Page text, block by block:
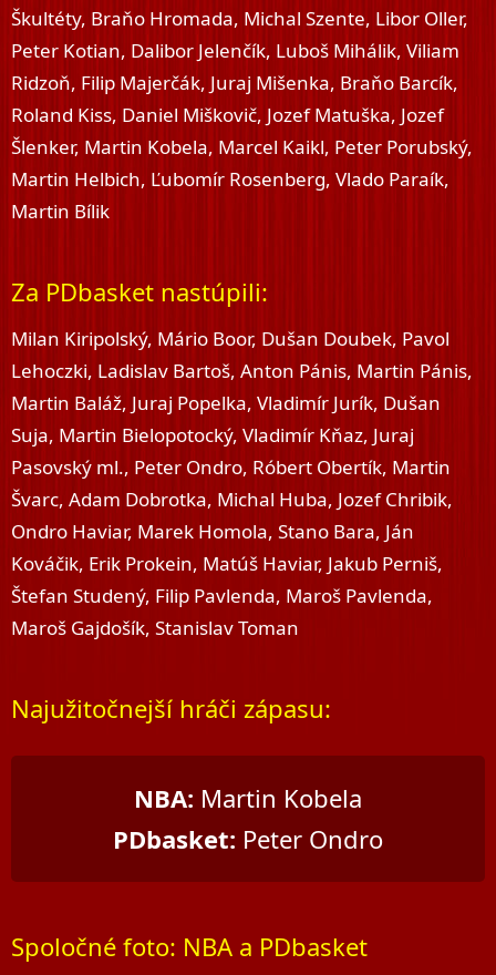
Škultéty, Braňo Hromada, Michal Szente, Libor Oller,
Peter Kotian, Dalibor Jelenčík, Luboš Mihálik, Viliam
Ridzoň, Filip Majerčák, Juraj Mišenka, Braňo Barcík,
Roland Kiss, Daniel Miškovič, Jozef Matuška, Jozef
Šlenker, Martin Kobela, Marcel Kaikl, Peter Porubský,
Martin Helbich, Ľubomír Rosenberg, Vlado Paraík,
Martin Bílik
Za PDbasket nastúpili:
Milan Kiripolský, Mário Boor, Dušan Doubek, Pavol
Lehoczki, Ladislav Bartoš, Anton Pánis, Martin Pánis,
Martin Baláž, Juraj Popelka, Vladimír Jurík, Dušan
Suja, Martin Bielopotocký, Vladimír Kňaz, Juraj
Pasovský ml., Peter Ondro, Róbert Obertík, Martin
Švarc, Adam Dobrotka, Michal Huba, Jozef Chribik,
Ondro Haviar, Marek Homola, Stano Bara, Ján
Kováčik, Erik Prokein, Matúš Haviar, Jakub Perniš,
Štefan Studený, Filip Pavlenda, Maroš Pavlenda,
Maroš Gajdošík, Stanislav Toman
Najužitočnejší hráči zápasu:
NBA: Martin Kobela
PDbasket: Peter Ondro
Spoločné foto: NBA a PDbasket